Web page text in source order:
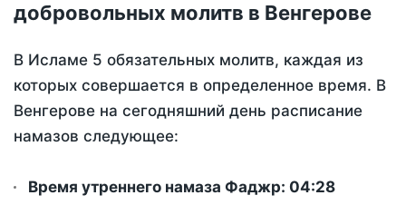
добровольных молитв в Венгерове
В Исламе 5 обязательных молитв, каждая из
которых совершается в определенное время. В
Венгерове на сегодняшний день расписание
намазов следующее:
Время утреннего намаза Фаджр: 04:28